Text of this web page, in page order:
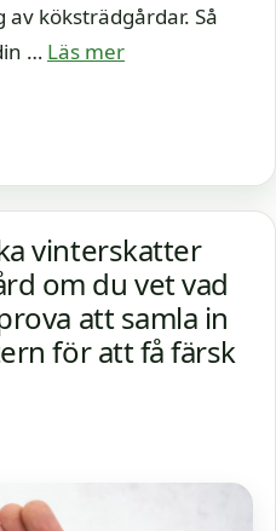
köksträdgårdar. Så
… Läs mer
vinterskatter
om du vet vad
att samla in
för att få färsk